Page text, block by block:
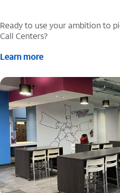
Ready to use your ambition to
Call Centers?
Learn more